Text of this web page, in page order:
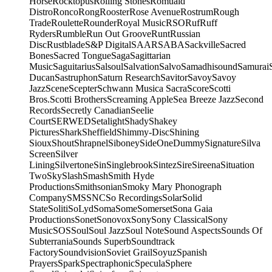
DistroRoncoRongRoosterRose AvenueRostrumRough
TradeRouletteRounderRoyal MusicRSORufRuff
RydersRumbleRun Out GrooveRuntRussian
DiscRustbladeS&P DigitalSAARSABASackvilleSacred
BonesSacred TongueSagaSagittarian
MusicSaguitariusSalsoulSalvationSalvoSamadhisoundSamurai
DucanSastruphonSaturn ResearchSavitorSavoySavoy
JazzSceneScepterSchwann Musica SacraScoreScotti
Bros.Scotti BrothersScreaming AppleSea Breeze JazzSecond
RecordsSecretly CanadianSeelie
CourtSERWEDSetalightShadyShakey
PicturesSharkSheffieldShimmy-DiscShining
SiouxShoutShrapnelSiboneySideOneDummySignatureSilva
ScreenSilver
LiningSilvertoneSinSinglebrookSintezSireSireenaSituation
TwoSkySlashSmashSmith Hyde
ProductionsSmithsonianSmoky Mary Phonograph
CompanySMSSNCSo RecordingsSolarSolid
StateSolitiSoLydSomaSomeSomersetSona Gaia
ProductionsSonetSonovoxSonySony ClassicalSony
MusicSOSSoulSoul JazzSoul NoteSound AspectsSounds Of
SubterraniaSounds SuperbSoundtrack
FactorySoundvisionSoviet GrailSoyuzSpanish
PrayersSparkSpectraphonicSpeculaSphere